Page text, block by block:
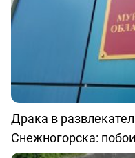
Драка в
Снежногорска: